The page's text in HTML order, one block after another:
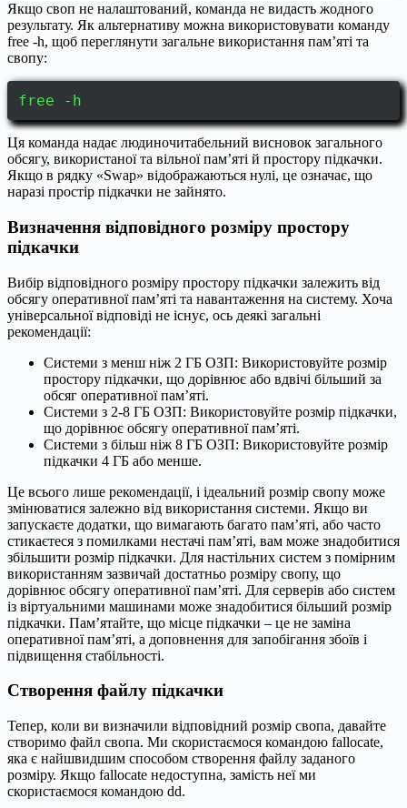
Якщо своп не налаштований, команда не видасть жодного
результату. Як альтернативу можна використовувати команду
free -h, щоб переглянути загальне використання пам’яті та
свопу:
free -h
Ця команда надає людиночитабельний висновок загального
обсягу, використаної та вільної пам’яті й простору підкачки.
Якщо в рядку «Swap» відображаються нулі, це означає, що
наразі простір підкачки не зайнято.
Визначення відповідного розміру простору
підкачки
Вибір відповідного розміру простору підкачки залежить від
обсягу оперативної пам’яті та навантаження на систему. Хоча
універсальної відповіді не існує, ось деякі загальні
рекомендації:
Системи з менш ніж 2 ГБ ОЗП: Використовуйте розмір
простору підкачки, що дорівнює або вдвічі більший за
обсяг оперативної пам’яті.
Системи з 2-8 ГБ ОЗП: Використовуйте розмір підкачки,
що дорівнює обсягу оперативної пам’яті.
Системи з більш ніж 8 ГБ ОЗП: Використовуйте розмір
підкачки 4 ГБ або менше.
Це всього лише рекомендації, і ідеальний розмір свопу може
змінюватися залежно від використання системи. Якщо ви
запускаєте додатки, що вимагають багато пам’яті, або часто
стикаєтеся з помилками нестачі пам’яті, вам може знадобитися
збільшити розмір підкачки. Для настільних систем з помірним
використанням зазвичай достатньо розміру свопу, що
дорівнює обсягу оперативної пам’яті. Для серверів або систем
із віртуальними машинами може знадобитися більший розмір
підкачки. Пам’ятайте, що місце підкачки – це не заміна
оперативної пам’яті, а доповнення для запобігання збоїв і
підвищення стабільності.
Створення файлу підкачки
Тепер, коли ви визначили відповідний розмір свопа, давайте
створимо файл свопа. Ми скористаємося командою fallocate,
яка є найшвидшим способом створення файлу заданого
розміру. Якщо fallocate недоступна, замість неї ми
скористаємося командою dd.